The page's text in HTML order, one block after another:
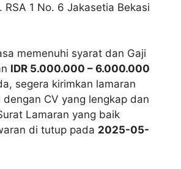
RSA 1 No. 6 Jakasetia Bekasi
memenuhi syarat dan Gaji
IDR 5.000.000 – 6.000.000
segera kirimkan lamaran
CV yang lengkap dan
Lamaran yang baik
di tutup pada 2025-05-